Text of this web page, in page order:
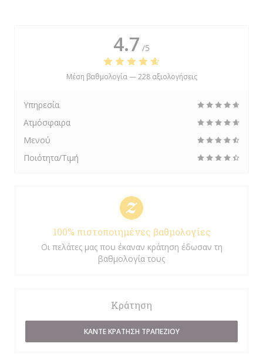
4.7 /5
Μέση βαθμολογία —228 αξιολογήσεις
Υπηρεσία
Ατμόσφαιρα
Μενού
Ποιότητα/Τιμή
100% πιστοποιημένες βαθμολογίες
Οι πελάτες μας που έκαναν κράτηση έδωσαν τη
βαθμολογία τους
Κράτηση
ΚΆΝΤΕ ΚΡΆΤΗΣΗ ΤΡΑΠΕΖΙΟΎ